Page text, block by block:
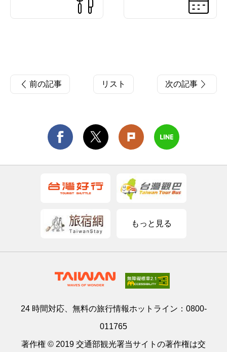
前の記事 リスト 次の記事
もっと見る
24 時間対応、無料の旅行情報ホットライン： 0800-
011765
著作権 © 2019 交通部観光署当サイトの著作権は交